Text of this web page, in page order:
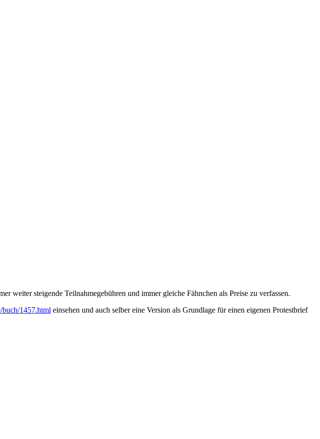
weiter steigende Teilnahmegebühren und immer gleiche Fähnchen als Preise zu verfassen.
1457.html einsehen und auch selber eine Version als Grundlage für einen eigenen Protestbrief